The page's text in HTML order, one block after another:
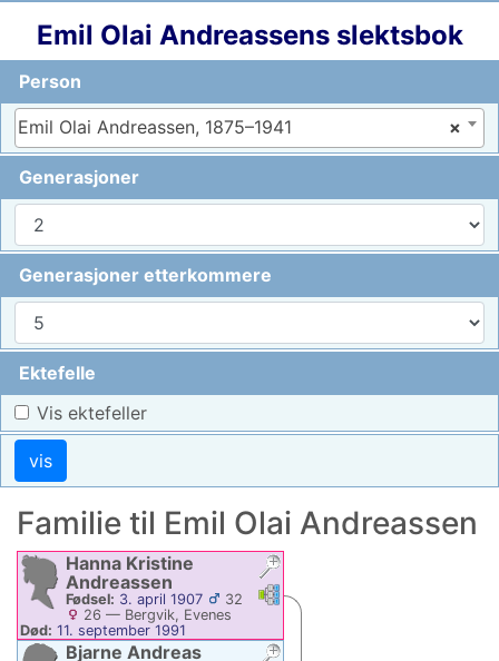
Emil Olai Andreassens slektsbok
Person
×
Emil Olai Andreassen, 1875–1941
Generasjoner
Generasjoner etterkommere
Ektefelle
Vis ektefeller
Familie til Emil Olai Andreassen
LinkerLinker
Hanna Kristine
Andreassen
Fødsel: 3. april 1907
32
26 — Bergvik, Evenes
Død: 11. september 1991
Bjarne Andreas